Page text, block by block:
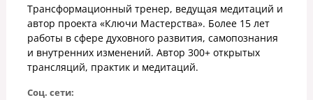
Трансформационный тренер, ведущая медитаций и
автор проекта «Ключи Мастерства». Более 15 лет
работы в сфере духовного развития, самопознания
и внутренних изменений. Автор 300+ открытых
трансляций, практик и медитаций.
Соц. сети: